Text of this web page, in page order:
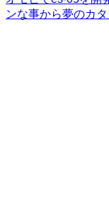
ンな事から夢のカ